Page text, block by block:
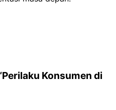
Konsumen di